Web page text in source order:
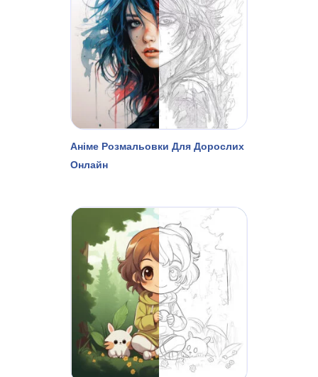
Аніме Розмальовки Для Дорослих
Онлайн